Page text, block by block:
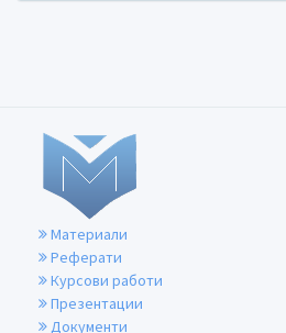
Материали
Реферати
Курсови работи
Презентации
Документи